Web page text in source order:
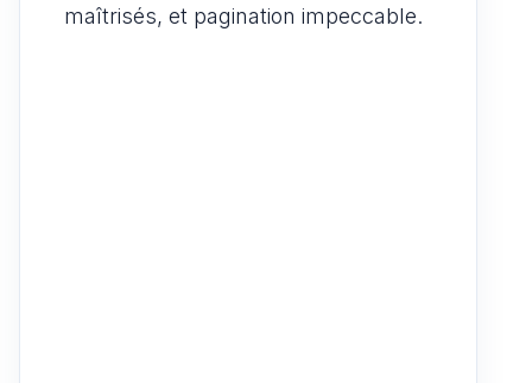
maîtrisés, et pagination impeccable.